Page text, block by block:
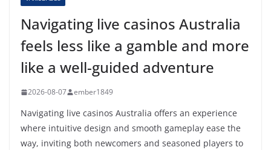
Navigating live casinos Australia
feels less like a gamble and more
like a well-guided adventure
2026-08-07 ember1849
Navigating live casinos Australia offers an experience
where intuitive design and smooth gameplay ease the
way, inviting both newcomers and seasoned players to